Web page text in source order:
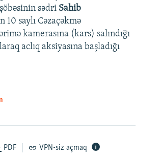
240p 360p
720p 1080p
720p
1080p
sədri Sahib
10 saylı Cəzaçəkmə
kamerasına (kars) salındığı
aclıq aksiyasına başladığı
PDF VPN-siz açmaq